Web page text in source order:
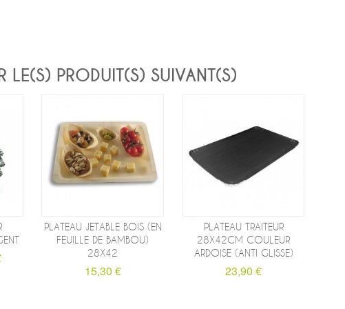
LE(S) PRODUIT(S) SUIVANT(S)
PLATEAU JETABLE BOIS (EN
FEUILLE DE BAMBOU)
28X42
15,30 €
PLATEAU TRAITEUR
28X42CM COULEUR
ARDOISE (ANTI GLISSE)
23,90 €